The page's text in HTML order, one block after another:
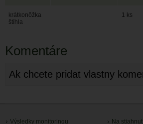
krátkonôžka
štíhla
1 ks
Komentáre
Ak chcete pridat vlastny
Výsledky monitoringu Na